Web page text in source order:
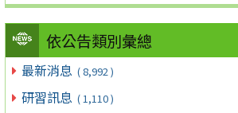
依公告類別彙總
最新消息 ( 8,992 )
研習訊息 ( 1,110 )